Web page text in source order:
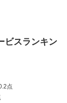
ビスランキン
点